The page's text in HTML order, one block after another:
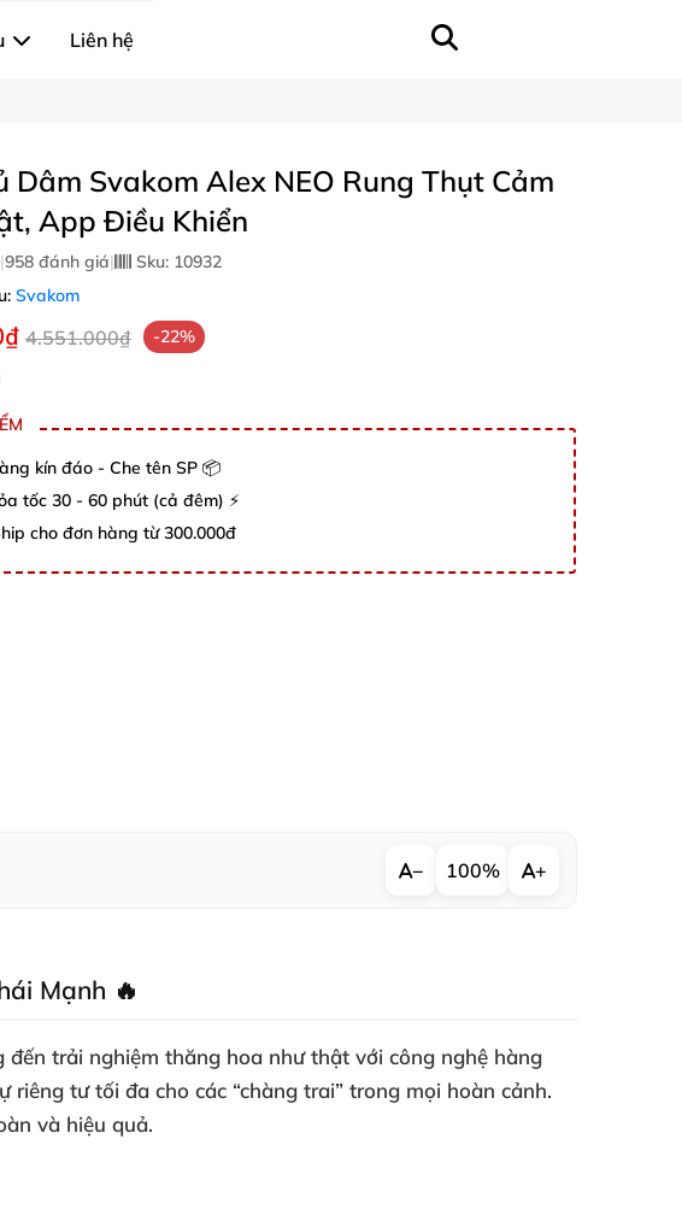
Liên hệ
Dâm Svakom Alex NEO Rung Thụt Cảm
App Điều Khiển
|958 đánh giá| Sku: 10932
Svakom
4.551.000₫ -22%
kín đáo - Che tên SP 📦
tốc 30 - 60 phút (cả đêm) ⚡
cho đơn hàng từ 300.000đ
− 100% +
Mạnh 🔥
trải nghiệm thăng hoa như thật với công nghệ hàng
tư tối đa cho các “chàng trai” trong mọi hoàn cảnh.
và hiệu quả.